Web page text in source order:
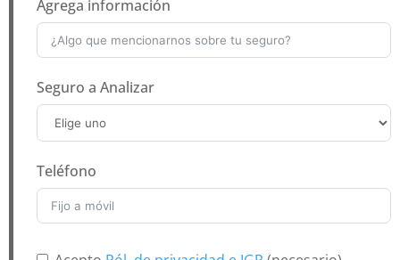
Agrega información
Seguro a Analizar
Teléfono